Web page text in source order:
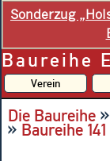
Sonderzug
Baureihe
Verein
Die Baureihe »
»Baureihe 141